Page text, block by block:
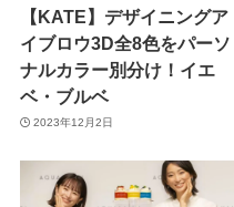
【KATE】デザイニングア
イブロウ3D全8色をパーソ
ナルカラー別分け！イエ
ベ・ブルベ
2023年12月2日